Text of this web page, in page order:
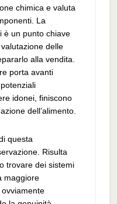
chimica e valuta
La
è un punto chiave
delle
alla vendita.
porta avanti
idonei, finiscono
dell’alimento.
questa
Risulta
trovare dei sistemi
maggiore